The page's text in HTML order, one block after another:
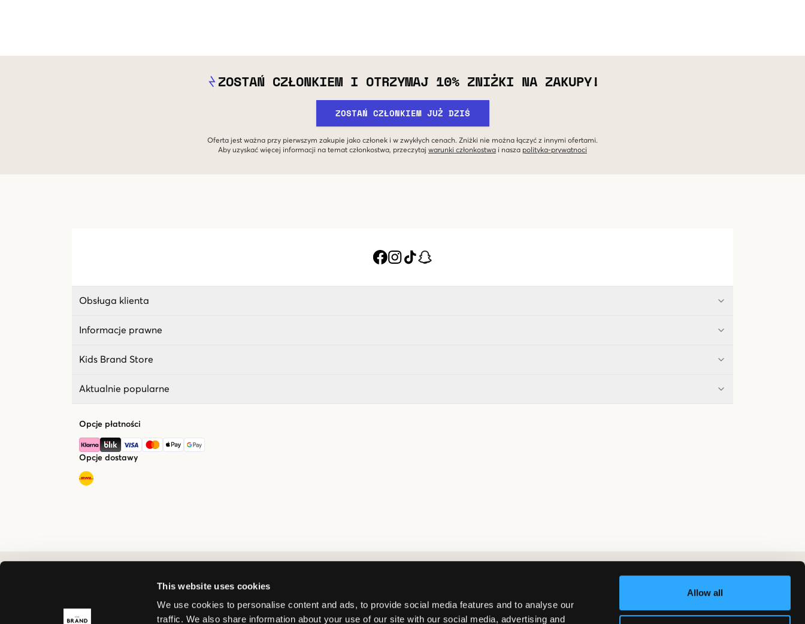
This website uses cookies
We use cookies to personalise content and ads, to provide social media features and to analyse our
traffic. We also share information about your use of our site with our social media, advertising and
Allow all
ZOSTAŃ CZŁONKIEM I OTRZYMAJ 10% ZNIŻKI NA ZAKUPY!
ZOSTAŃ CZŁONKIEM JUŻ DZIŚ
Oferta jest ważna przy pierwszym zakupie jako członek i w zwykłych cenach. Zniżki nie można łączyć z innymi ofertami.
Aby uzyskać więcej informacji na temat członkostwa, przeczytaj warunki członkostwa i nasza polityka-prywatnoci
Obsługa klienta
Informacje prawne
Kids Brand Store
Aktualnie popularne
Opcje płatności
Opcje dostawy